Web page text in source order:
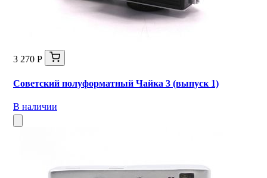
3 270 Р
Советский полуформатный Чайка 3 (выпуск 1)
В наличии